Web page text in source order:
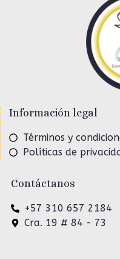
Información legal
Términos y
Políticas de
Contáctanos
+57 310 657 2184
Cra. 19 # 84 - 73